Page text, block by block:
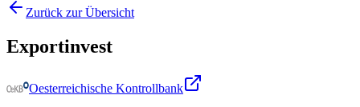
Zurück zur Übersicht
Exportinvest
Oesterreichische Kontrollbank